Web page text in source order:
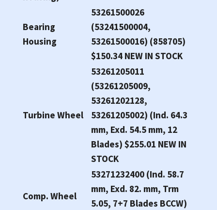
Bearing
Housing
53261500026
(53241500004,
53261500016) (858705)
$150.34 NEW IN STOCK
Turbine Wheel
53261205011
(53261205009,
53261202128,
53261205002) (Ind. 64.3
mm, Exd. 54.5 mm, 12
Blades) $255.01 NEW IN
STOCK
Comp. Wheel
53271232400 (Ind. 58.7
mm, Exd. 82. mm, Trm
5.05, 7+7 Blades BCCW)